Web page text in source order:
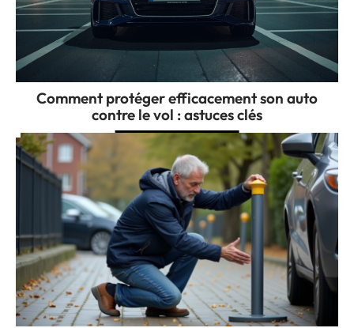
Comment protéger efficacement son auto
contre le vol : astuces clés